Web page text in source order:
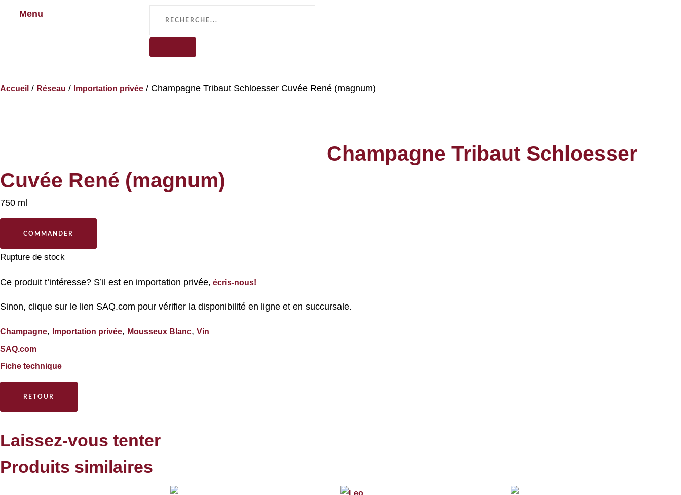
Menu
Accueil / Réseau / Importation privée / Champagne Tribaut Schloesser Cuvée René (magnum)
Champagne Tribaut Schloesser
Cuvée René (magnum)
750 ml
COMMANDER
Rupture de stock
Ce produit t’intéresse? S’il est en importation privée, écris-nous!
Sinon, clique sur le lien SAQ.com pour vérifier la disponibilité en ligne et en succursale.
Champagne, Importation privée, Mousseux Blanc, Vin
SAQ.com
Fiche technique
RETOUR
Laissez-vous tenter
Produits similaires